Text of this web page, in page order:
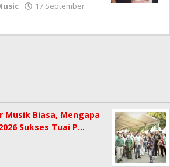
17 September
Musik Biasa, Mengapa
Sukses Tuai P…